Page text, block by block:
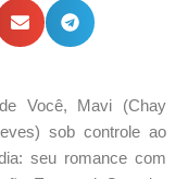
Você, Mavi (Chay
sob controle ao
seu romance com